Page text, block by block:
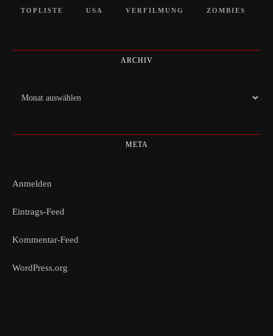
TOPLISTE USA VERFILMUNG ZOMBIES
ARCHIV
Archiv
META
Anmelden
Eintrags-Feed
Kommentar-Feed
WordPress.org